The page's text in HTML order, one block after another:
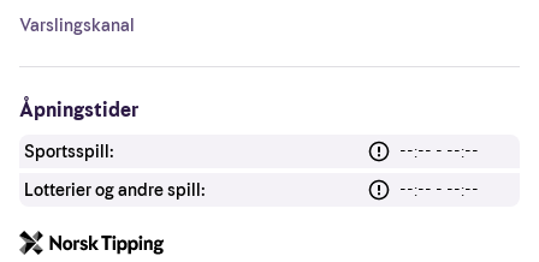
Varslingskanal
Åpningstider
Sportsspill:
--:-- - --:--
Lotterier og andre spill:
--:-- - --:--